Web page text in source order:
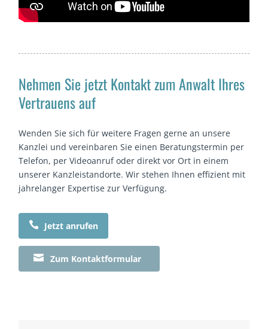
Nehmen Sie jetzt Kontakt zum Anwalt Ihres
Vertrauens auf
Wenden Sie sich für weitere Fragen gerne an unsere
Kanzlei und vereinbaren Sie einen Beratungstermin per
Telefon, per Videoanruf oder direkt vor Ort in einem
unserer Kanzleistandorte. Wir stehen Ihnen effizient mit
jahrelanger Expertise zur Verfügung.
 Jetzt anrufen
 Zum Kontaktformular